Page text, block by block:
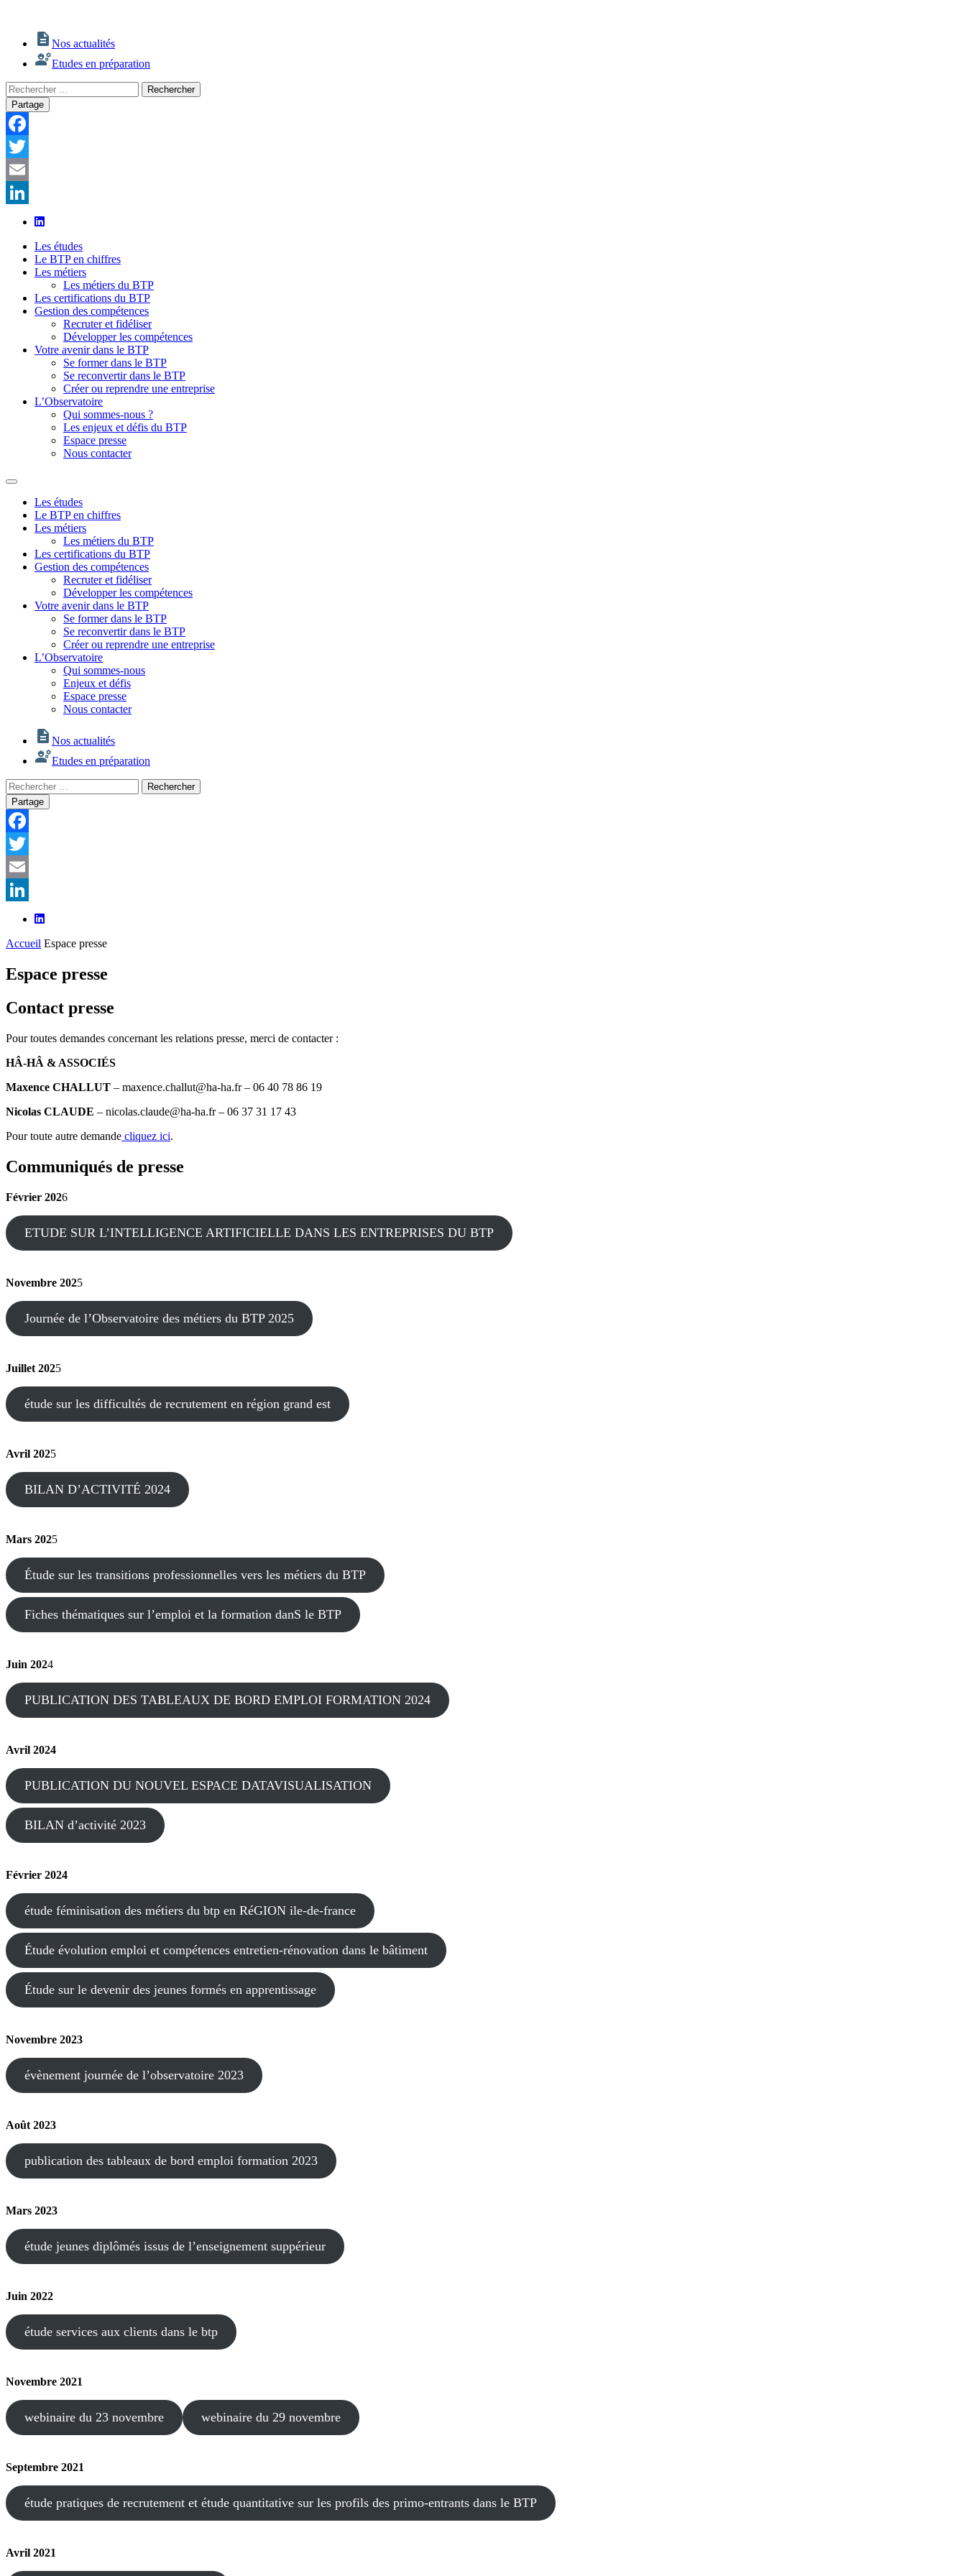
Nos actualités
Etudes en préparation
Rechercher
:
Rechercher
Partage
Facebook
Twitter
Email
LinkedIn
Les études
Le BTP en chiffres
Les métiers
Les métiers du BTP
Les certifications du BTP
Gestion des compétences
Recruter et fidéliser
Développer les compétences
Votre avenir dans le BTP
Se former dans le BTP
Se reconvertir dans le BTP
Créer ou reprendre une entreprise
L’Observatoire
Qui sommes-nous ?
Les enjeux et défis du BTP
Espace presse
Nous contacter
Les études
Le BTP en chiffres
Les métiers
Les métiers du BTP
Les certifications du BTP
Gestion des compétences
Recruter et fidéliser
Développer les compétences
Votre avenir dans le BTP
Se former dans le BTP
Se reconvertir dans le BTP
Créer ou reprendre une entreprise
L’Observatoire
Qui sommes-nous
Enjeux et défis
Espace presse
Nous contacter
Nos actualités
Etudes en préparation
Rechercher
:
Rechercher
Partage
Facebook
Twitter
Email
LinkedIn
Accueil Espace presse
Espace presse
Contact presse
Pour toutes demandes concernant les relations presse, merci de contacter :
HÂ-HÂ & ASSOCIÉS
Maxence CHALLUT – maxence.challut@ha-ha.fr – 06 40 78 86 19
Nicolas CLAUDE – nicolas.claude@ha-ha.fr – 06 37 31 17 43
Pour toute autre demande cliquez ici.
Communiqués de presse
Février 2026
ETUDE SUR L’INTELLIGENCE ARTIFICIELLE DANS LES ENTREPRISES DU BTP
Novembre 2025
Journée de l’Observatoire des métiers du BTP 2025
Juillet 2025
étude sur les difficultés de recrutement en région grand est
Avril 2025
BILAN D’ACTIVITÉ 2024
Mars 2025
Étude sur les transitions professionnelles vers les métiers du BTP
Fiches thématiques sur l’emploi et la formation danS le BTP
Juin 2024
PUBLICATION DES TABLEAUX DE BORD EMPLOI FORMATION 2024
Avril 2024
PUBLICATION DU NOUVEL ESPACE DATAVISUALISATION
BILAN d’activité 2023
Février 2024
étude féminisation des métiers du btp en RéGION ile-de-france
Étude évolution emploi et compétences entretien-rénovation dans le bâtiment
Étude sur le devenir des jeunes formés en apprentissage
Novembre 2023
évènement journée de l’observatoire 2023
Août 2023
publication des tableaux de bord emploi formation 2023
Mars 2023
étude jeunes diplômés issus de l’enseignement suppérieur
Juin 2022
étude services aux clients dans le btp
Novembre 2021
webinaire du 23 novembre webinaire du 29 novembre
Septembre 2021
étude pratiques de recrutement et étude quantitative sur les profils des primo-entrants dans le BTP
Avril 2021